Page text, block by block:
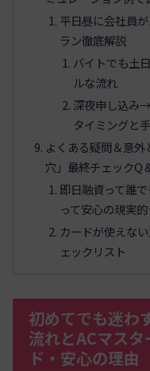
平日昼に会社員
ラン徹底解説
バイトでも土
ルな流れ
深夜申し込み
タイミングと
よくある疑問＆意
穴」最終チェックQ
即日融資って誰
って安心の現実
カードが使えな
ェックリスト
初めてでも迷わ
流れとACマス
ド・安心の理由